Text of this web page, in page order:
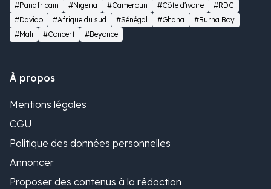
#Panafricain #Nigeria #Cameroun #Côte d'ivoire
#RDC
#Davido
#Afrique du sud #Sénégal #Ghana
#Burna Boy
#Mali
#Concert #Beyonce
À propos
Mentions légales
CGU
Politique des données personnelles
Annoncer
Proposer des contenus à la rédaction